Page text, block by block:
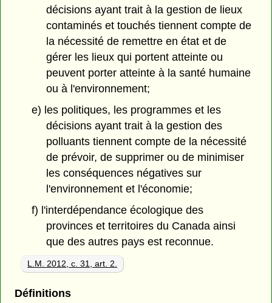
décisions ayant trait à la gestion de lieux
contaminés et touchés tiennent compte de
la nécessité de remettre en état et de
gérer les lieux qui portent atteinte ou
peuvent porter atteinte à la santé humaine
ou à l'environnement;
e) les politiques, les programmes et les
décisions ayant trait à la gestion des
polluants tiennent compte de la nécessité
de prévoir, de supprimer ou de minimiser
les conséquences négatives sur
l'environnement et l'économie;
f) l'interdépendance écologique des
provinces et territoires du Canada ainsi
que des autres pays est reconnue.
L.M. 2012, c. 31, art. 2.
Définitions